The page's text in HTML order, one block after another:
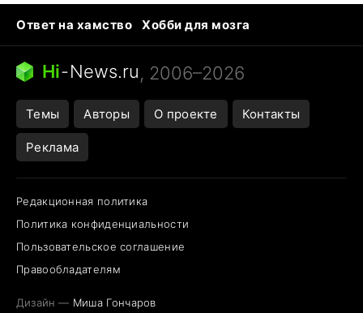
Ответ на хамство
Хобби для мозга
Бензин 100 vs 95
Тунцы в океанариуме
Следующая пандемия
Hi-News.ru, 2006–2026
Темы Авторы О проекте Контакты
Реклама
Редакционная политика
Политика конфиденциальности
Пользовательское соглашение
Правообладателям
Дизайн — Миша Гончаров